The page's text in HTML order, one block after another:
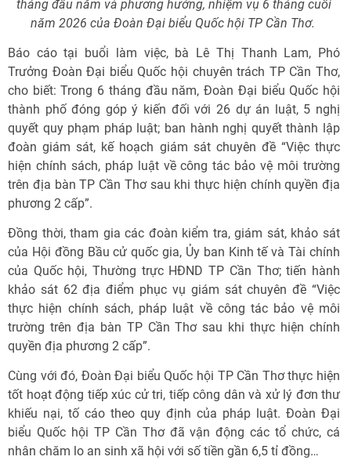
tháng đầu năm và phương hướng, nhiệm vụ 6 tháng cuối
năm 2026 của Đoàn Đại biểu Quốc hộiTP Cần Thơ.
Báo cáo tại buổi làm việc, bà Lê Thị Thanh Lam, Phó
Trưởng Đoàn Đại biểu Quốc hội chuyên trách TP Cần Thơ,
cho biết: Trong 6 tháng đầu năm, Đoàn Đại biểu Quốc hội
thành phố đóng góp ý kiến đối với 26 dự án luật, 5 nghị
quyết quy phạm pháp luật; ban hành nghị quyết thành lập
đoàn giám sát, kế hoạch giám sát chuyên đề “Việc thực
hiện chính sách, pháp luật về công tác bảo vệ môi trường
trên địa bàn TP Cần Thơ sau khi thực hiện chính quyền địa
phương 2 cấp”.
Đồng thời, tham gia các đoàn kiểm tra, giám sát, khảo sát
của Hội đồng Bầu cử quốc gia, Ủy ban Kinh tế và Tài chính
của Quốc hội, Thường trực HĐND TP Cần Thơ; tiến hành
khảo sát 62 địa điểm phục vụ giám sát chuyên đề “Việc
thực hiện chính sách, pháp luật về công tác bảo vệ môi
trường trên địa bàn TP Cần Thơ sau khi thực hiện chính
quyền địa phương 2 cấp”.
Cùng với đó, Đoàn Đại biểu Quốc hội TP Cần Thơ thực hiện
tốt hoạt động tiếp xúc cử tri, tiếp công dân và xử lý đơn thư
khiếu nại, tố cáo theo quy định của pháp luật. Đoàn Đại
biểu Quốc hội TP Cần Thơ đã vận động các tổ chức, cá
nhân chăm lo an sinh xã hội với số tiền gần 6,5 tỉ đồng…